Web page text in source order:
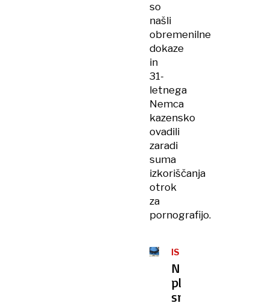
so
našli
obremenilne
dokaze
in
31-
letnega
Nemca
kazensko
ovadili
zaradi
suma
izkoriščanja
otrok
za
pornografijo.
ISTRA
Na
plaži
snemal